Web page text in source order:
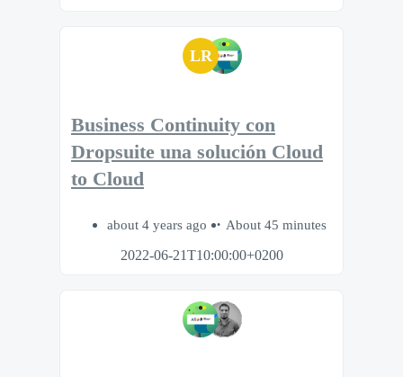
LR
Business Continuity con
Dropsuite una solución Cloud
to Cloud
about 4 years ago
About 45 minutes
2022-06-21T10:00:00+0200